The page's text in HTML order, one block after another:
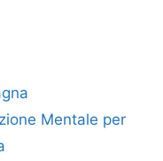
Mentale per